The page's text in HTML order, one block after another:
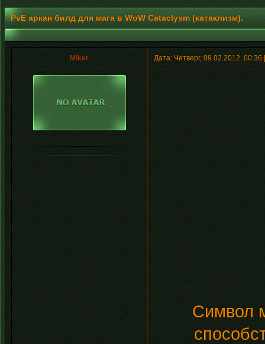
PvE аркан билд для мага в WoW Cataclysm (катаклизм).
Miker Дата: Четверг, 09.02.2012,
Символ